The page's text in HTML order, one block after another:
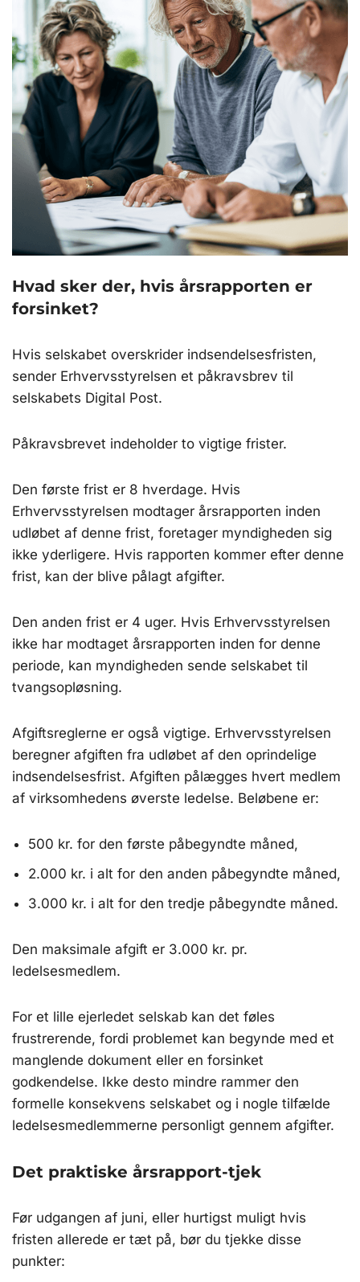
Hvad sker der, hvis årsrapporten er
forsinket?
Hvis selskabet overskrider indsendelsesfristen,
sender Erhvervsstyrelsen et påkravsbrev til
selskabets Digital Post.
Påkravsbrevet indeholder to vigtige frister.
Den første frist er 8 hverdage. Hvis
Erhvervsstyrelsen modtager årsrapporten inden
udløbet af denne frist, foretager myndigheden sig
ikke yderligere. Hvis rapporten kommer efter denne
frist, kan der blive pålagt afgifter.
Den anden frist er 4 uger. Hvis Erhvervsstyrelsen
ikke har modtaget årsrapporten inden for denne
periode, kan myndigheden sende selskabet til
tvangsopløsning.
Afgiftsreglerne er også vigtige. Erhvervsstyrelsen
beregner afgiften fra udløbet af den oprindelige
indsendelsesfrist. Afgiften pålægges hvert medlem
af virksomhedens øverste ledelse. Beløbene er:
500 kr. for den første påbegyndte måned,
2.000 kr. i alt for den anden påbegyndte måned,
3.000 kr. i alt for den tredje påbegyndte måned.
Den maksimale afgift er 3.000 kr. pr.
ledelsesmedlem.
For et lille ejerledet selskab kan det føles
frustrerende, fordi problemet kan begynde med et
manglende dokument eller en forsinket
godkendelse. Ikke desto mindre rammer den
formelle konsekvens selskabet og i nogle tilfælde
ledelsesmedlemmerne personligt gennem afgifter.
Det praktiske årsrapport-tjek
Før udgangen af juni, eller hurtigst muligt hvis
fristen allerede er tæt på, bør du tjekke disse
punkter: